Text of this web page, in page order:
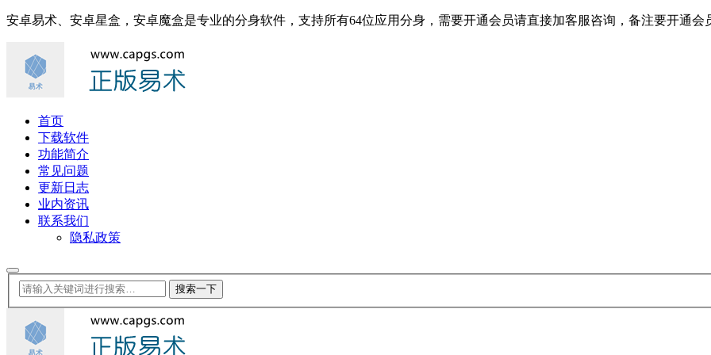
安卓易术、安卓星盒，安卓魔盒是专业的分身软件，支持所有64位应用分身，需要开通会员请直接加客服咨询，备注要开通会
首页
下载软件
功能简介
常见问题
更新日志
业内资讯
联系我们
隐私政策